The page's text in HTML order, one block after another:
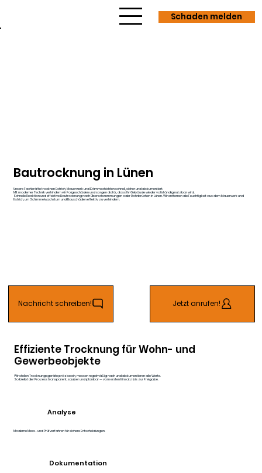
Schaden melden
Bautrocknung in Lünen
Unsere Fachkräfte trocknen Estrich, Mauerwerk und Dämmschichten schnell, sicher und dokumentiert.
Mit moderner Technik verhindern wir Folgeschäden und sorgen dafür, dass Ihr Gebäude wieder vollständig nutzbar wird.
Schnelle Reaktion und effektive Bautrocknung nach Überschwemmungen oder Rohrbrüchen in Lünen. Wir entfernen die Feuchtigkeit aus dem Mauerwerk und
Estrich, um Schimmelwachstum und Bauschäden effektiv zu verhindern.
Jetzt anrufen!
Nachricht schreiben!
Effiziente Trocknung für Wohn- und
Gewerbeobjekte
Wir stellen Trocknungsgeräte präzise ein, messen regelmäßig nach und dokumentieren alle Werte.
So bleibt der Prozess transparent, sauber und planbar — vom ersten Einsatz bis zur Freigabe.
Analyse
Moderne Mess- und Prüfverfahren für sichere Entscheidungen.
Dokumentation